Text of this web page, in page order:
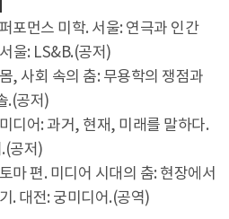
포먼스 미학. 서울: 연극과 인간
울: LS&B.(공저)
, 사회 속의 춤: 무용학의 쟁점과
.(공저)
디어: 과거, 현재, 미래를 말하다.
공저)
마 편. 미디어 시대의 춤: 현장에서
. 대전: 궁미디어.(공역)